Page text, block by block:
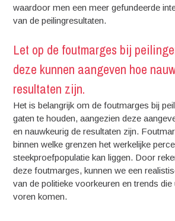
waardoor men een meer gefundeerde
van de peilingresultaten.
Let op de foutmarges bij
deze kunnen aangeven hoe
resultaten zijn.
Het is belangrijk om de foutmarges bij
gaten te houden, aangezien deze
en nauwkeurig de resultaten zijn.
binnen welke grenzen het werkelijke
steekproefpopulatie kan liggen. Door
deze foutmarges, kunnen we een
van de politieke voorkeuren en trends die
voren komen.